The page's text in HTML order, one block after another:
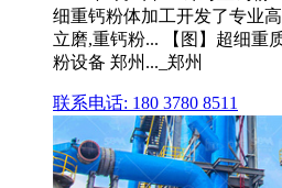
细重钙粉体加工开发了专业
立磨,重钙粉... 【图】超细重
粉设备 郑州..._郑州
联系电话: 180 3780 8511